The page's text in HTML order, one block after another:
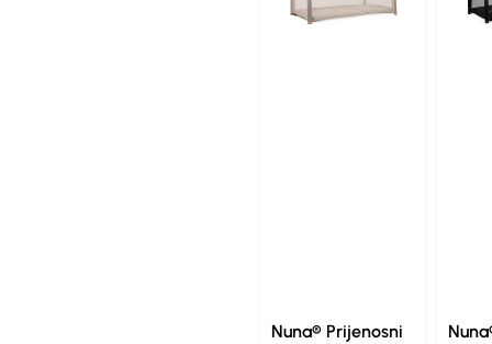
Nuna® Prijenosni